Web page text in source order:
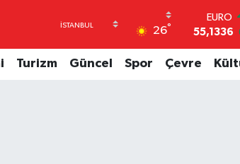
26°
EURO
55,1336
STERLİN
64,2534
Turizm Güncel Spor Çevre